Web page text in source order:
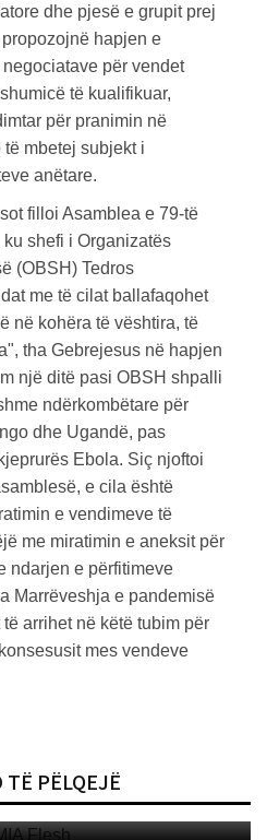
dhe pjesë e grupit prej
hapjen e
për vendet
të kualifikuar,
për pranimin në
mbetej subjekt i
anëtare.
filloi Asamblea e 79-të
shefi i Organizatës
(OBSH) Tedros
me të cilat ballafaqohet
në kohëra të vështira, të
tha Gebrejesus në hapjen
një ditë pasi OBSH shpalli
ndërkombëtare për
dhe Ugandë, pas
Ebola. Siç njoftoi
e cila është
e vendimeve të
me miratimin e aneksit për
ndarjen e përfitimeve
Marrëveshja e pandemisë
arrihet në këtë tubim për
mes vendeve
PËLQEJË
Flesh